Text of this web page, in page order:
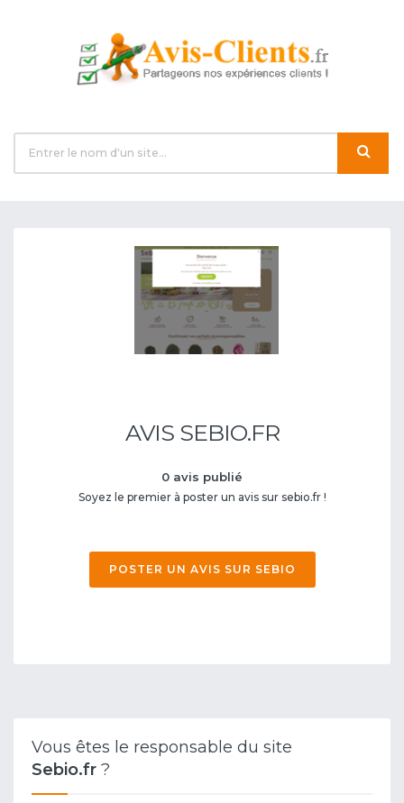
AVIS SEBIO.FR
0 avis publié
Soyez le premier à poster un avis sur sebio.fr !
POSTER UN AVIS SUR SEBIO
Vous êtes le responsable du site
Sebio.fr ?